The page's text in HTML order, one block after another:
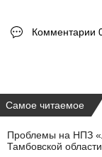
Комментарии
Самое читаемое
Проблемы на НПЗ
Тамбовской области